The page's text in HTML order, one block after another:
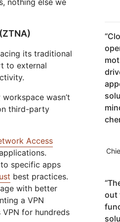
its traditional
to external
wasn’t
third-party
Access
specific apps
best practices.
with better
a VPN
for hundreds
“
“
out